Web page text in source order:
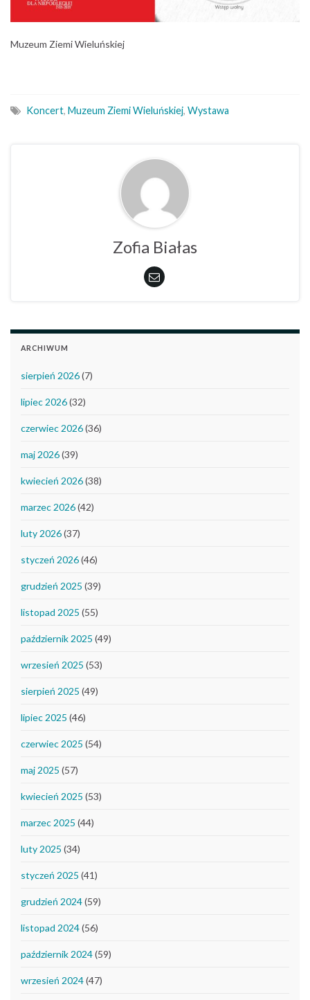
Muzeum Ziemi Wieluńskiej
Koncert, Muzeum Ziemi Wieluńskiej, Wystawa
Zofia Białas
ARCHIWUM
sierpień 2026(7)
lipiec 2026(32)
czerwiec 2026(36)
maj 2026(39)
kwiecień 2026(38)
marzec 2026(42)
luty 2026(37)
styczeń 2026(46)
grudzień 2025 (39)
listopad 2025 (55)
październik 2025 (49)
wrzesień 2025 (53)
sierpień 2025 (49)
lipiec 2025 (46)
czerwiec 2025 (54)
maj 2025 (57)
kwiecień 2025 (53)
marzec 2025 (44)
luty 2025 (34)
styczeń 2025 (41)
grudzień 2024(59)
listopad 2024(56)
październik 2024(59)
wrzesień 2024(47)